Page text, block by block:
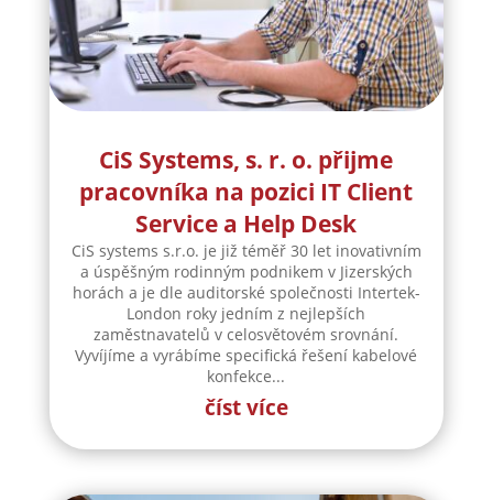
CiS Systems, s. r. o. přijme
pracovníka na pozici IT Client
Service a Help Desk
CiS systems s.r.o. je již téměř 30 let inovativním
a úspěšným rodinným podnikem v Jizerských
horách a je dle auditorské společnosti Intertek-
London roky jedním z nejlepších
zaměstnavatelů v celosvětovém srovnání.
Vyvíjíme a vyrábíme specifická řešení kabelové
konfekce...
číst více